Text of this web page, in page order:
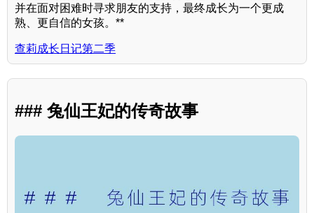
并在面对困难时寻求朋友的支持，最终成长为一个更成
熟、更自信的女孩。**
查莉成长日记第二季
### 兔仙王妃的传奇故事